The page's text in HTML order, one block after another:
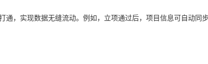
通，实现数据无缝流动。例如，立项通过后，项目信息可自动同